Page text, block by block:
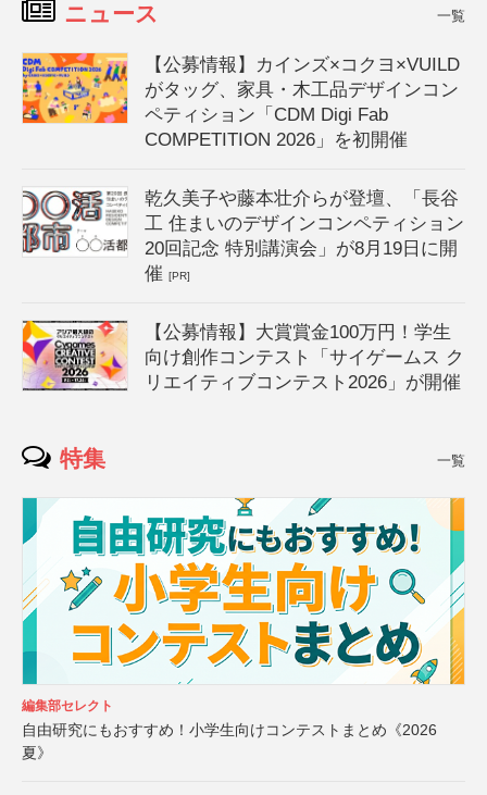
ニュース 一覧
【公募情報】カインズ×コクヨ×VUILD
がタッグ、家具・木工品デザインコン
ペティション「CDM Digi Fab
COMPETITION 2026」を初開催
乾久美子や藤本壮介らが登壇、「長谷
工 住まいのデザインコンペティション
20回記念 特別講演会」が8月19日に開
催[PR]
【公募情報】大賞賞金100万円！学生
向け創作コンテスト「サイゲームス ク
リエイティブコンテスト2026」が開催
特集 一覧
編集部セレクト
自由研究にもおすすめ！小学生向けコンテストまとめ《2026
夏》